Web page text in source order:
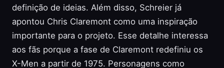
definição de ideias. Além disso, Schreier já
apontou Chris Claremont como uma inspiração
importante para o projeto. Esse detalhe interessa
aos fãs porque a fase de Claremont redefiniu os
X-Men a partir de 1975. Personagens como